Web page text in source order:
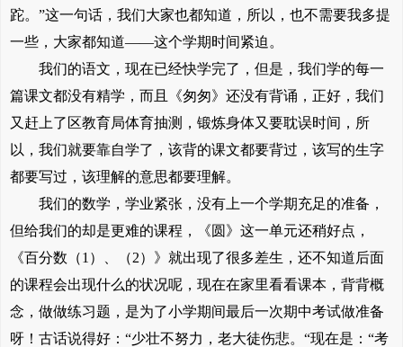
跎。”这一句话，我们大家也都知道，所以，也不需要我多提
一些，大家都知道——这个学期时间紧迫。
我们的语文，现在已经快学完了，但是，我们学的每一
篇课文都没有精学，而且《匆匆》还没有背诵，正好，我们
又赶上了区教育局体育抽测，锻炼身体又要耽误时间，所
以，我们就要靠自学了，该背的课文都要背过，该写的生字
都要写过，该理解的意思都要理解。
我们的数学，学业紧张，没有上一个学期充足的准备，
但给我们的却是更难的课程，《圆》这一单元还稍好点，
《百分数（1）、（2）》就出现了很多差生，还不知道后面
的课程会出现什么的状况呢，现在在家里看看课本，背背概
念，做做练习题，是为了小学期间最后一次期中考试做准备
呀！古话说得好：“少壮不努力，老大徒伤悲。“现在是：“考